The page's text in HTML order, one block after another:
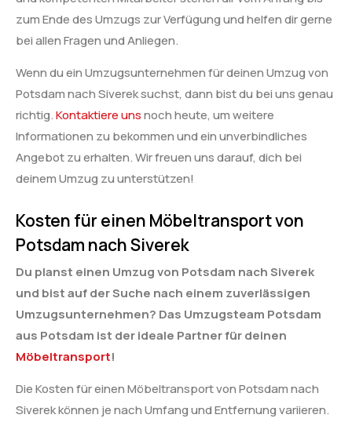
zum Ende des Umzugs zur Verfügung und helfen dir gerne
bei allen Fragen und Anliegen.
Wenn du ein Umzugsunternehmen für deinen Umzug von
Potsdam nach Siverek suchst, dann bist du bei uns genau
richtig.Kontaktiere unsnoch heute, um weitere
Informationen zu bekommen und ein unverbindliches
Angebot zu erhalten. Wir freuen uns darauf, dich bei
deinem Umzug zu unterstützen!
Kosten für einen Möbeltransport von
Potsdam nach Siverek
Du planst einen Umzug von Potsdam nach Siverek
und bist auf der Suche nach einem zuverlässigen
Umzugsunternehmen? Das Umzugsteam Potsdam
aus Potsdam ist der ideale Partner für deinen
Möbeltransport!
Die Kosten für einen Möbeltransport von Potsdam nach
Siverek können je nach Umfang und Entfernung variieren.